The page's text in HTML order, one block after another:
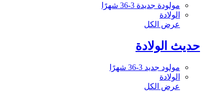
مولودة جديدة 3-36 شهرًا
الولادة
عرض الكل
حديث الولادة
مولود جديد 3-36 شهرًا
الولادة
عرض الكل